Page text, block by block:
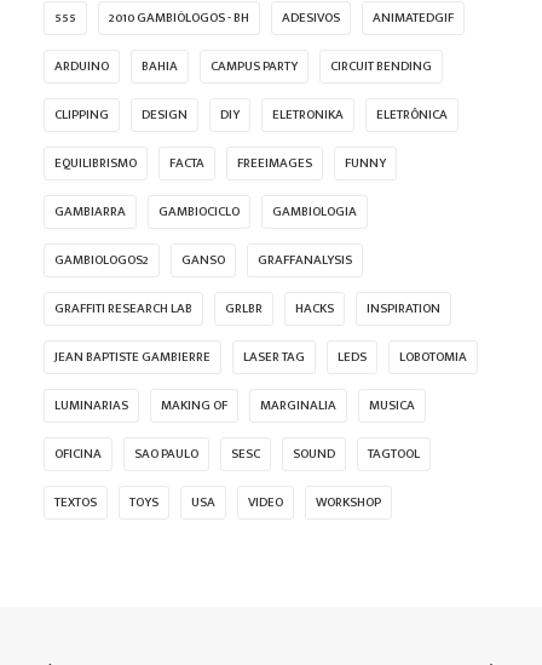
555 2010 GAMBIÓLOGOS - BH ADESIVOS ANIMATEDGIF
ARDUINO BAHIA CAMPUS PARTY CIRCUIT BENDING
CLIPPING DESIGN DIY ELETRONIKA ELETRÔNICA
EQUILIBRISMO FACTA FREEIMAGES FUNNY
GAMBIARRA GAMBIOCICLO GAMBIOLOGIA
GAMBIOLOGOS2 GANSO GRAFFANALYSIS
GRAFFITI RESEARCH LAB GRLBR HACKS INSPIRATION
JEAN BAPTISTE GAMBIERRE LASER TAG LEDS LOBOTOMIA
LUMINARIAS MAKING OF MARGINALIA MUSICA
OFICINA SAO PAULO SESC SOUND TAGTOOL
TEXTOS TOYS USA VIDEO WORKSHOP